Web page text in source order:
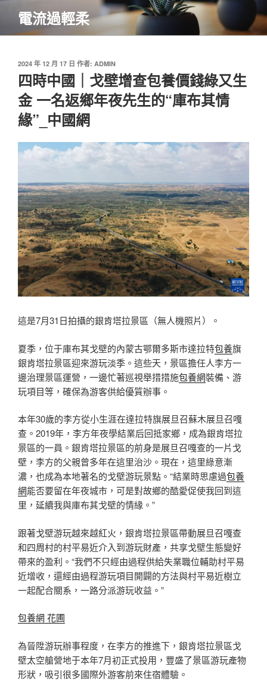
主
電流過輕柔
發
佈
於
2024 年 12 月 17 日 作者: ADMIN
四時中國｜戈壁增查包養價錢綠又生
金 一名返鄉年夜先生的“庫布其情
緣”_中國網
這是7月31日拍攝的銀肯塔拉景區（無人機照片）。
夏季，位于庫布其戈壁的內蒙古鄂爾多斯市達拉特包養旗
銀肯塔拉景區迎來游玩淡季。這些天，景區擔任人李方一
邊治理景區運營，一邊忙著巡視舉措措施包養網裝備、游
玩項目等，確保為游客供給優質辦事。
本年30歲的李方從小生涯在達拉特旗展旦召蘇木展旦召嘎
查。2019年，李方年夜學結業后回抵家鄉，成為銀肯塔拉
景區的一員。銀肯塔拉景區的前身是展旦召嘎查的一片戈
壁，李方的父親曾多年在這里治沙。現在，這里綠意漸
濃，也成為本地著名的戈壁游玩景點。“結業時思慮過包養
網能否要留在年夜城市，可是對故鄉的酷愛促使我回到這
里，延續我與庫布其戈壁的情緣。”
跟著戈壁游玩越來越紅火，銀肯塔拉景區帶動展旦召嘎查
和四周村的村平易近介入到游玩財產，共享戈壁生態變好
帶來的盈利。“我們不只經由過程供給失業職位輔助村平易
近增收，還經由過程游玩項目開闢的方法與村平易近樹立
一起配合關系，一路分派游玩收益。”
包養網 花圃
為晉陞游玩辦事程度，在李方的推進下，銀肯塔拉景區戈
壁太空艙營地于本年7月初正式投用，豐盛了景區游玩產物
形狀，吸引很多國際外游客前來住宿體驗。